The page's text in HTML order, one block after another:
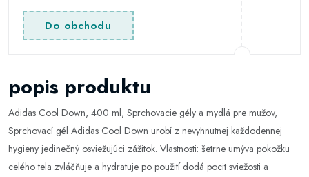
Do obchodu
popis produktu
Adidas Cool Down, 400 ml, Sprchovacie gély a mydlá pre mužov,
Sprchovací gél Adidas Cool Down urobí z nevyhnutnej každodennej
hygieny jedinečný osviežujúci zážitok. Vlastnosti: šetrne umýva pokožku
celého tela zvláčňuje a hydratuje po použití dodá pocit sviežosti a